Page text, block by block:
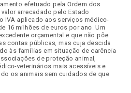
efetuado pela Ordem dos
arrecadado pelo Estado
IVA aplicado aos serviços médico-
16 milhões de euros por ano. Um
orçamental e que não põe
contas públicas, mas cuja descida
às famílias em situação de carência
de proteção animal,
veterinários mais acessíveis e
os animais sem cuidados de que